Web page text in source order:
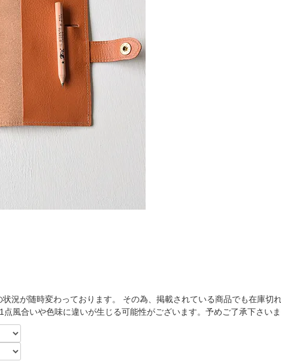
況が随時変わっております。 その為、掲載されている商品でも在庫切
風合いや色味に違いが生じる可能性がございます。予めご了承下さいま